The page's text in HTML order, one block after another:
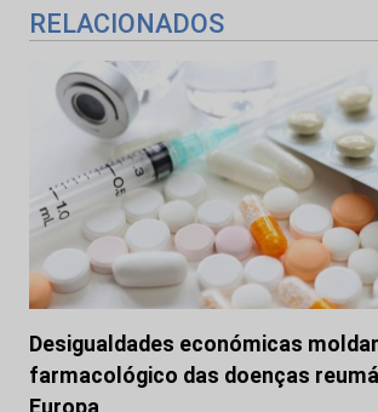
RELACIONADOS
Desigualdades económicas
farmacológico das doenças